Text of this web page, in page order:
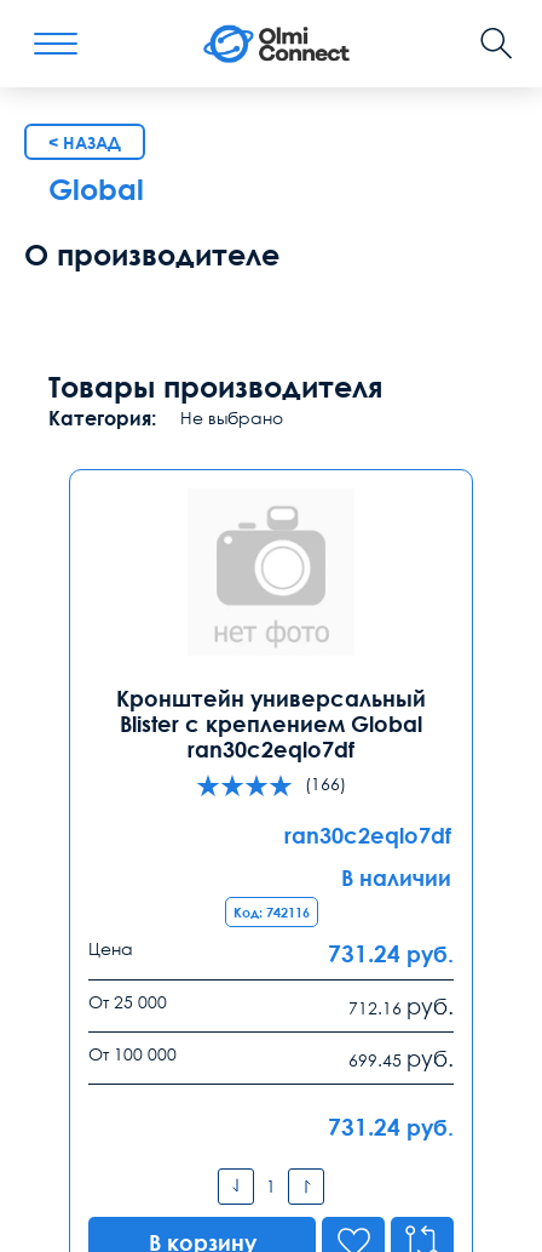
< НАЗАД
Global
О производителе
Товары производителя
Категория: Не выбрано
Кронштейн универсальный
Blister с креплением Global
ran30c2eqlo7df
(166)
ran30c2eqlo7df
В наличии
Код: 742116
Цена 731.24 руб.
От 25 000 712.16 руб.
От 100 000 699.45 руб.
731.24 руб.
В корзину